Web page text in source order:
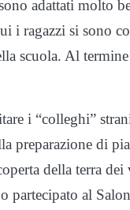
adattati molto
i ragazzi si sono
scuola. Al
i “colleghi”
preparazione di
della terra
partecipato al